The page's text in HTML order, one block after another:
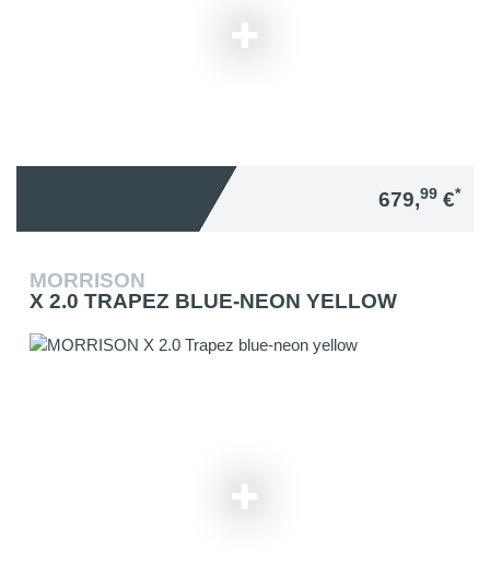
679,99 €*
MORRISON
X 2.0 TRAPEZ BLUE-NEON YELLOW